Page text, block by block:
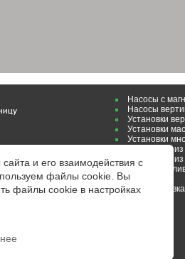
и его взаимодействия с
файлы cookie. Вы
файлы cookie в настройках
Насосы с
Насосы
Установки
Установки
Установки
Картриджи
Картриджи из
Заметки
On-line заявка